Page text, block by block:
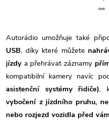
Autorádio umožňuje také
USB, díky které můžete
jízdy a přehrávat záznamy
kompatibilní kamery navíc
asistenční systémy řidiče),
vybočení z jízdního pruhu,
nebo rozjezd vozidla před